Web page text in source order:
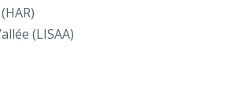
(LISAA)